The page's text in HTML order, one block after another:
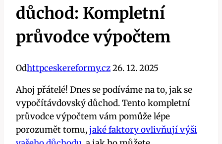
důchod: Kompletní
průvodce výpočtem
Odhttpceskereformy.cz26. 12. 2025
Ahoj přátelé! Dnes se podíváme na to, jak se
vypočítávdovský důchod. Tento kompletní
průvodce výpočtem vám pomůže lépe
porozumět tomu,jaké faktory ovlivňují výši